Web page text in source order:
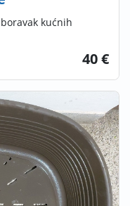
kućnih
40 €